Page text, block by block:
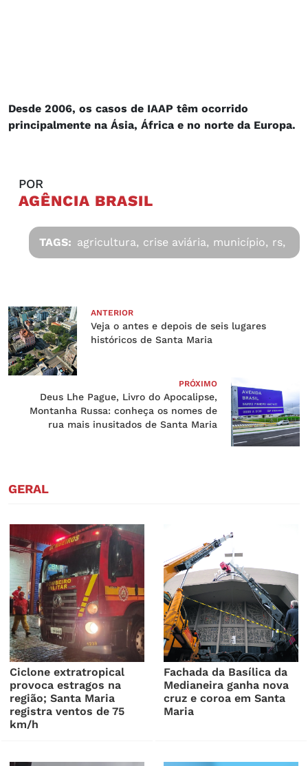
Desde 2006, os casos de IAAP têm ocorrido
principalmente na Ásia, África e no norte da Europa.
POR
AGÊNCIA BRASIL
TAGS: agricultura, crise aviária, município, rs,
ANTERIOR
Veja o antes e depois de seis lugares
históricos de Santa Maria
PRÓXIMO
Deus Lhe Pague, Livro do Apocalipse,
Montanha Russa: conheça os nomes de
rua mais inusitados de Santa Maria
GERAL
Ciclone extratropical
provoca estragos na
região; Santa Maria
registra ventos de 75
km/h
Fachada da Basílica da
Medianeira ganha nova
cruz e coroa em Santa
Maria